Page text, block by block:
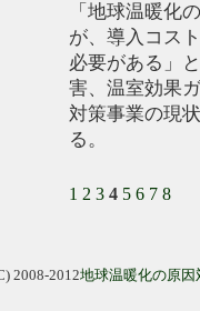
「地球温暖化
が、導入コス
必要がある」
害、温室効果
対策事業の現
る。
1 2 3 4 5 6 7 8
2008-2012地球温暖化の原